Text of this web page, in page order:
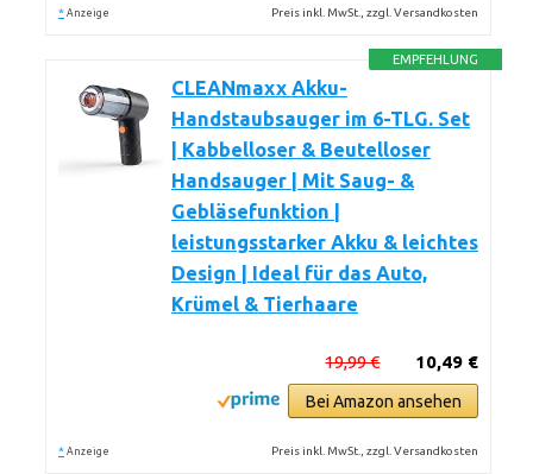
* Anzeige Preis inkl. MwSt., zzgl. Versandkosten
EMPFEHLUNG
CLEANmaxx Akku-
Handstaubsauger im 6-TLG. Set
| Kabbelloser & Beutelloser
Handsauger | Mit Saug- &
Gebläsefunktion |
leistungsstarker Akku & leichtes
Design | Ideal für das Auto,
Krümel & Tierhaare
10,49 €
19,99 €
Bei Amazon ansehen
* Anzeige Preis inkl. MwSt., zzgl. Versandkosten